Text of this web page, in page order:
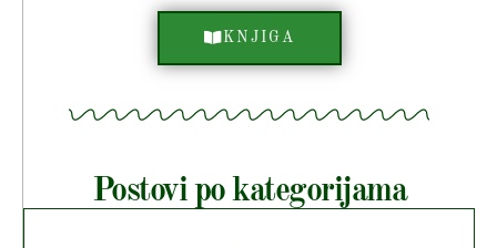
KNJIGA
Postovi po kategorijama